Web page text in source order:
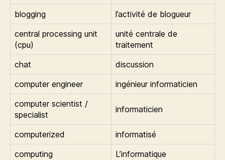
blogging
l’activité de blogueur
central processing unit
(cpu)
unité centrale de
traitement
chat
discussion
computer engineer
ingénieur informaticien
computer scientist /
specialist
informaticien
computerized
informatisé
computing
L’informatique